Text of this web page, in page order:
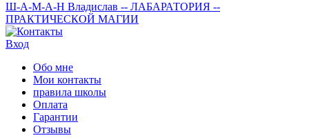
Ш-А-М-А-Н Владислав -- ЛАБАРАТОРИЯ --
ПРАКТИЧЕСКОЙ МАГИИ
Вход
Обо мне
Мои контакты
правила школы
Оплата
Гарантии
Отзывы